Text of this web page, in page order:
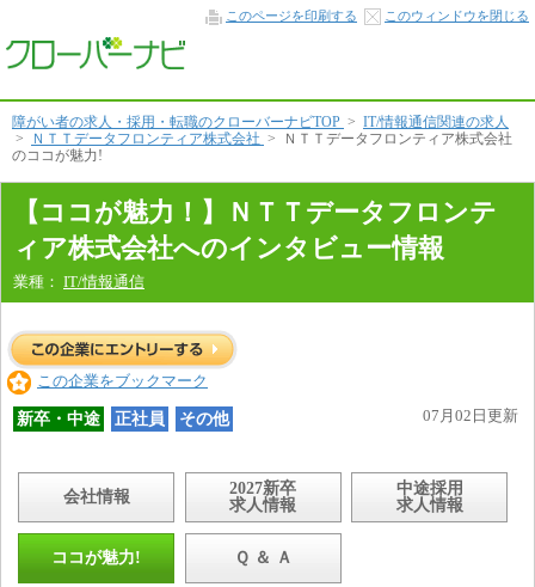
が
魅
本
文
へ
このページを印刷する このウィンドウを閉じる
障がい者の求人・採用・転職のクローバーナビTOP > IT/情報通信関連の求人
>
ＮＴＴデータフロンティア株式会社 >
ＮＴＴデータフロンティア株式会社
のココが魅力!
【ココが魅力！】ＮＴＴデータフロンテ
ィア株式会社へのインタビュー情報
業種： IT/情報通信
この企業をブックマーク
新卒・中途 正社員 その他 07月02日更新
会社情報
2027新卒
求人情報
中途採用
求人情報
ココが魅力! Ｑ ＆ Ａ